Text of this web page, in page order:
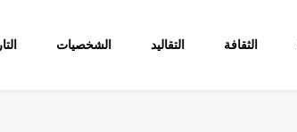
الثقافة التقاليد الشخصيات